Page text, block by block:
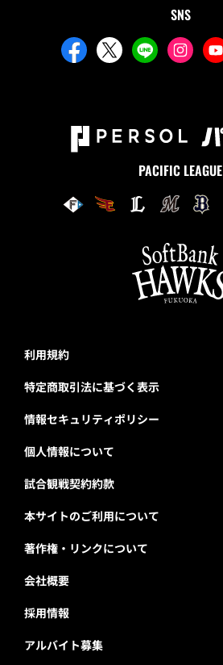
SNS
PACIFIC LEAGUE
利用規約
特定商取引法に基づく表示
情報セキュリティポリシー
個人情報について
試合観戦契約約款
本サイトのご利用について
著作権・リンクについて
会社概要
採用情報
アルバイト募集